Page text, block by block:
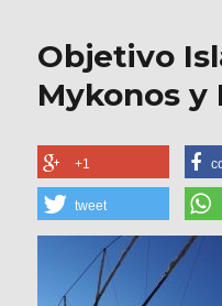
Objetivo
Mykonos y
+1
tweet